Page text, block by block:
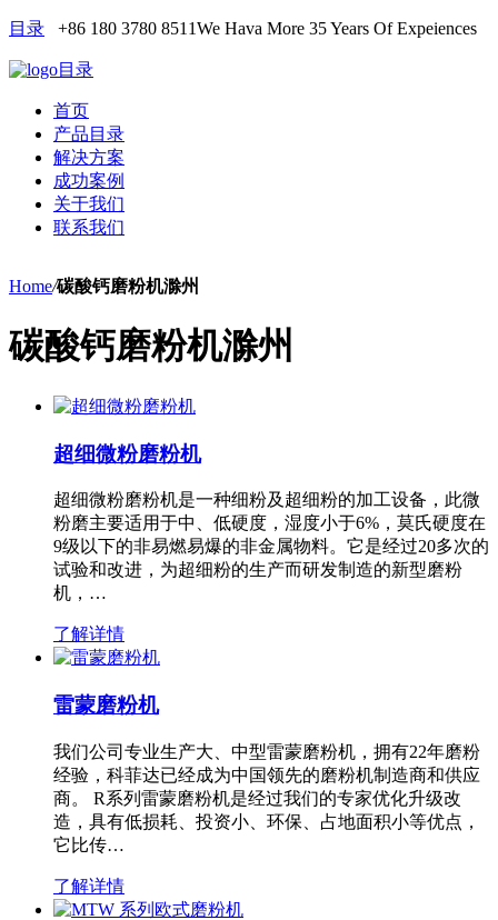
目录 +86 180 3780 8511We Hava More 35 Years Of Expeiences
目录
首页
产品目录
解决方案
成功案例
关于我们
联系我们
Home/碳酸钙磨粉机滁州
碳酸钙磨粉机滁州
超细微粉磨粉机
超细微粉磨粉机是一种细粉及超细粉的加工设备，此微
粉磨主要适用于中、低硬度，湿度小于6%，莫氏硬度在
9级以下的非易燃易爆的非金属物料。它是经过20多次的
试验和改进，为超细粉的生产而研发制造的新型磨粉
机，…
了解详情
雷蒙磨粉机
我们公司专业生产大、中型雷蒙磨粉机，拥有22年磨粉
经验，科菲达已经成为中国领先的磨粉机制造商和供应
商。 R系列雷蒙磨粉机是经过我们的专家优化升级改
造，具有低损耗、投资小、环保、占地面积小等优点，
它比传…
了解详情